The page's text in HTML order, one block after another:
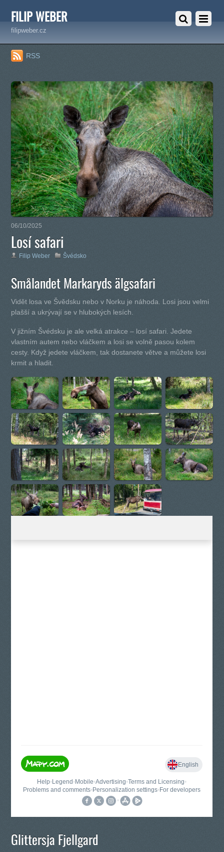
FILIP WEBER
filipweber.cz
RSS
06/10/2025
Losí safari
Filip Weber Švédsko
Smålandet Markaryds älgsafari
Vidět losa ve Švědsku nebo v Norku je náhoda. Losi jsou velmi
plašší a ukrývají se v hlubokých lesích.
V jižním Švédsku je ale velká atrakce – losí safari. Jedete
vlastním autem nebo vláčkem a losi se volně pasou kolem
cesty. Když jedete vláčkem, tak dostanete větve a můžete losi
krmit a hladit.
Glittersja Fjellgard